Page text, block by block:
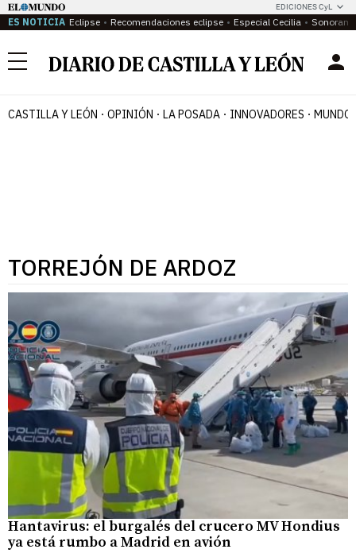
EDICIONES CyL
ES NOTICIA Eclipse Recomendaciones eclipse Especial Cecilia
Menú
CASTILLA Y LEÓN OPINIÓN LA POSADA INNOVADORES MUNDO
TORREJÓN DE ARDOZ
Hantavirus: el burgalés del crucero MV Hondius
ya está rumbo a Madrid en avión